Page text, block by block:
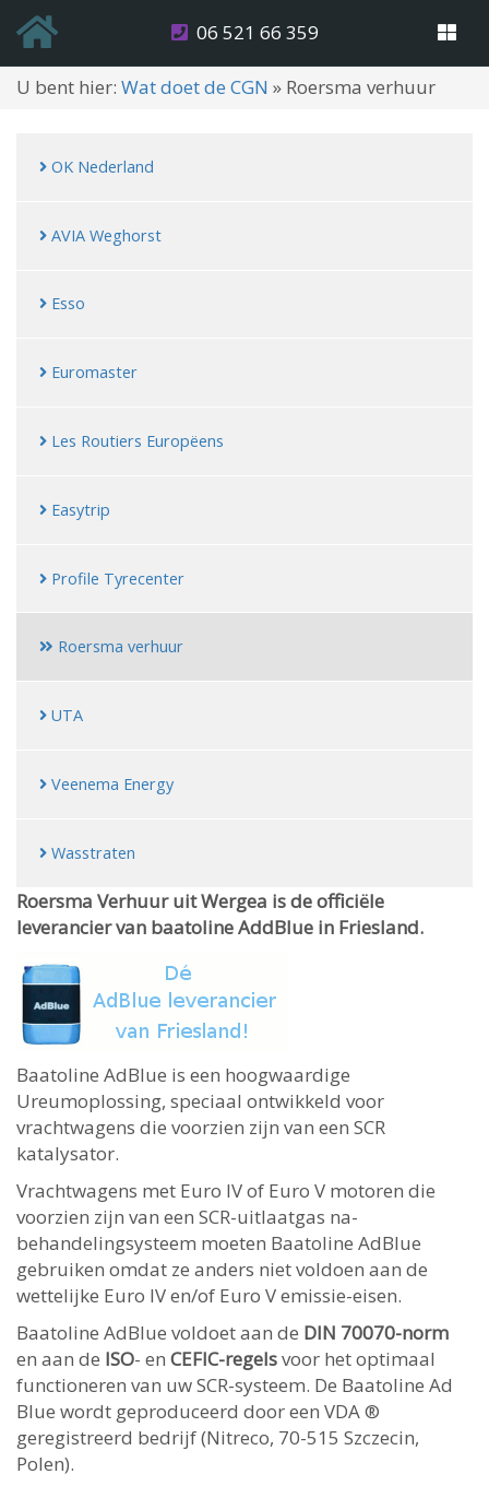
06 521 66 359
U bent hier: Wat doet de CGN » Roersma verhuur
OK Nederland
AVIA Weghorst
Esso
Euromaster
Les Routiers Europëens
Easytrip
Profile Tyrecenter
Roersma verhuur
UTA
Veenema Energy
Wasstraten
Roersma Verhuur uit Wergea is de officiële
leverancier van baatoline AddBlue in Friesland.
Baatoline AdBlue is een hoogwaardige
Ureumoplossing, speciaal ontwikkeld voor
vrachtwagens die voorzien zijn van een SCR
katalysator.
Vrachtwagens met Euro IV of Euro V motoren die
voorzien zijn van een SCR-uitlaatgas na-
behandelingsysteem moeten Baatoline AdBlue
gebruiken omdat ze anders niet voldoen aan de
wettelijke Euro IV en/of Euro V emissie-eisen.
Baatoline AdBlue voldoet aan de DIN 70070-norm
en aan de ISO- en CEFIC-regelsvoor het optimaal
functioneren van uw SCR-systeem. De Baatoline Ad
Blue wordt geproduceerd door een VDA ®
geregistreerd bedrijf (Nitreco, 70-515 Szczecin,
Polen).